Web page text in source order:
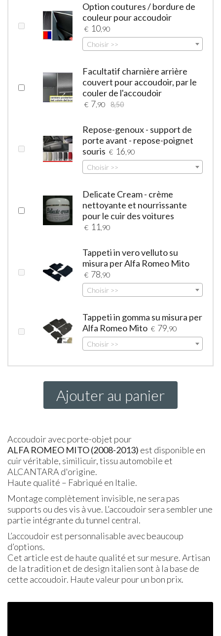
Option coutures / bordure de
couleur pour accoudoir
€ 10 ,90
Choisir >>
Facultatif charnière arrière
couvert pour accoudoir, par le
couler de l'accoudoir
€ 7 ,90 8,50
Repose-genoux - support de
porte avant - repose-poignet
souris € 16 ,90
Choisir >>
Delicate Cream - crème
nettoyante et nourrissante
pour le cuir des voitures
€ 11 ,90
Tappeti in vero velluto su
misura per Alfa Romeo Mito
€ 78 ,90
Choisir >>
Tappeti in gomma su misura per
Alfa Romeo Mito € 79 ,90
Choisir >>
Ajouter au panier
Accoudoir avec porte-objet pour
ALFA ROMEO MITO(2008-2013) est disponible en
cuir véritable, similicuir, tissu automobile et
ALCANTARA d'origine.
Haute qualité – Fabriqué en Italie.
Montage complètement invisible, ne sera pas
supports ou des vis à vue. L’accoudoir sera sembler une
partie intégrante du tunnel central.
L’accoudoir est personnalisable avec beaucoup
d’options.
Cet article est de haute qualité et sur mesure. Artisan
de la tradition et de design italien sont à la base de
cette accoudoir. Haute valeur pour un bon prix.